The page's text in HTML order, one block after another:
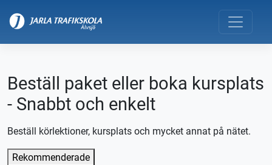
Beställ paket eller boka kursplats
- Snabbt och enkelt
Beställ körlektioner, kursplats och mycket annat på nätet.
Rekommenderade